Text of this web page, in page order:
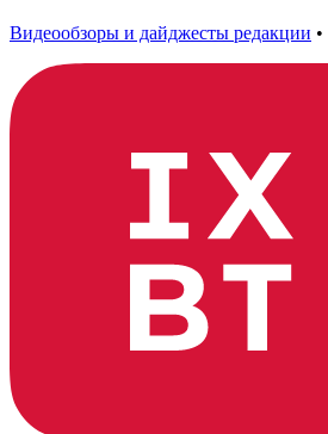
Видеообзоры и дайджесты редакции •